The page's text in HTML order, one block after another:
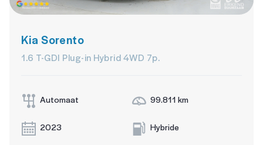
geluidsimulator
Kruisend verkeer detectie
ruitensproeiers/wisserbladen verwarmbaar
Kia Sorento
1.6 T-GDI Plug-in Hybrid 4WD 7p.
Automaat 99.811 km
2023 Hybride